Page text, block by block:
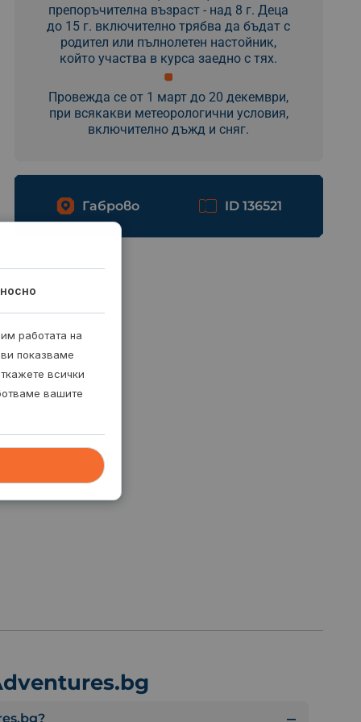
препоръчителна възраст - над 8 г. Деца
до 15 г. включително трябва да бъдат с
родител или пълнолетен настойник,
който участва в курса заедно с тях.
Провежда се от 1 март до 20 декември,
при всякакви метеорологични условия,
включително дъжд и сняг.
Габрово ID 136521
работата на
показваме
всички
вашите